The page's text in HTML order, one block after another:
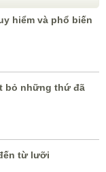
hiểm và phổ biến
bỏ những thứ đã
từ lưỡi